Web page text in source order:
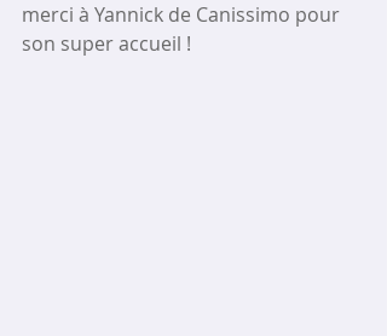
merci à Yannick de Canissimo pour
son super accueil !